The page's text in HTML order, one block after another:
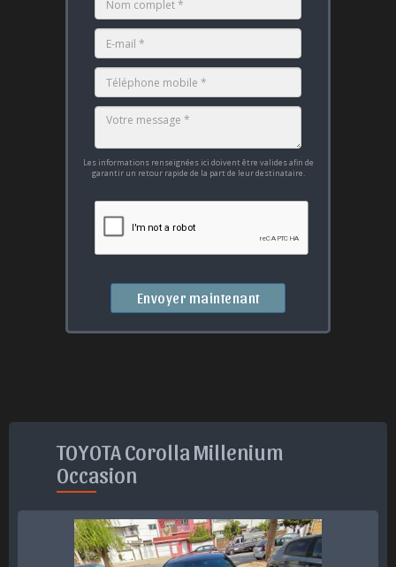
Les informations renseignées ici doivent être valides afin de
garantir un retour rapide de la part de leur destinataire.
Envoyer maintenant
TOYOTA Corolla Millenium
Occasion